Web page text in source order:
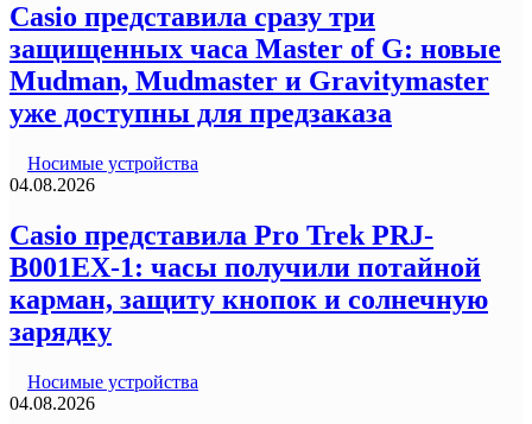
Casio представила сразу три
защищенных часа Master of G: новые
Mudman, Mudmaster и Gravitymaster
уже доступны для предзаказа
Носимые устройства
04.08.2026
Casio представила Pro Trek PRJ-
B001EX-1: часы получили потайной
карман, защиту кнопок и солнечную
зарядку
Носимые устройства
04.08.2026